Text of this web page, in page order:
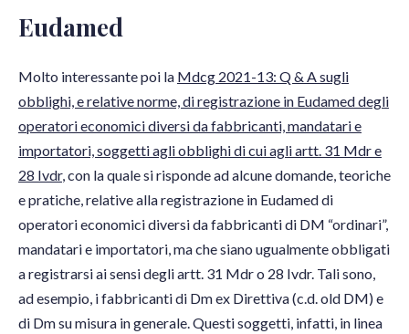
Eudamed
Molto interessante poi la Mdcg 2021-13: Q & A sugli
obblighi, e relative norme, di registrazione in Eudamed degli
operatori economici diversi da fabbricanti, mandatari e
importatori, soggetti agli obblighi di cui agli artt. 31 Mdr e
28 Ivdr, con la quale si risponde ad alcune domande, teoriche
e pratiche, relative alla registrazione in Eudamed di
operatori economici diversi da fabbricanti di DM “ordinari”,
mandatari e importatori, ma che siano ugualmente obbligati
a registrarsi ai sensi degli artt. 31 Mdr o 28 Ivdr. Tali sono,
ad esempio, i fabbricanti di Dm ex Direttiva (c.d. old DM) e
di Dm su misura in generale. Questi soggetti, infatti, in linea